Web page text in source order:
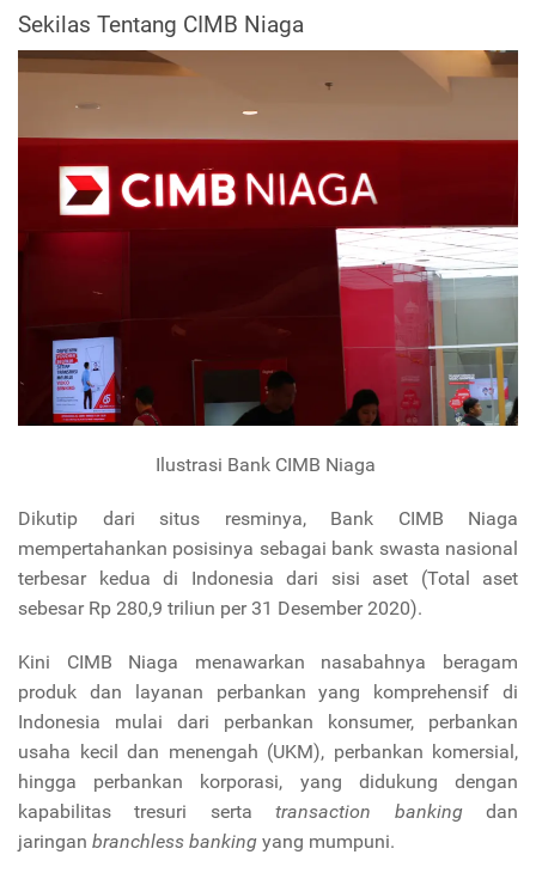
Sekilas Tentang CIMB Niaga
Ilustrasi Bank CIMB Niaga
Dikutip dari situs resminya, Bank CIMB Niaga
mempertahankan posisinya sebagai bank swasta nasional
terbesar kedua di Indonesia dari sisi aset (Total aset
sebesar Rp 280,9 triliun per 31 Desember 2020).
Kini CIMB Niaga menawarkan nasabahnya beragam
produk dan layanan perbankan yang komprehensif di
Indonesia mulai dari perbankan konsumer, perbankan
usaha kecil dan menengah (UKM), perbankan komersial,
hingga perbankan korporasi, yang didukung dengan
kapabilitas tresuri sertatransaction banking
dan
jaringan branchless banking yang mumpuni.